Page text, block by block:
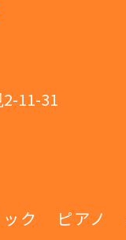
11-31
ク ピアノ